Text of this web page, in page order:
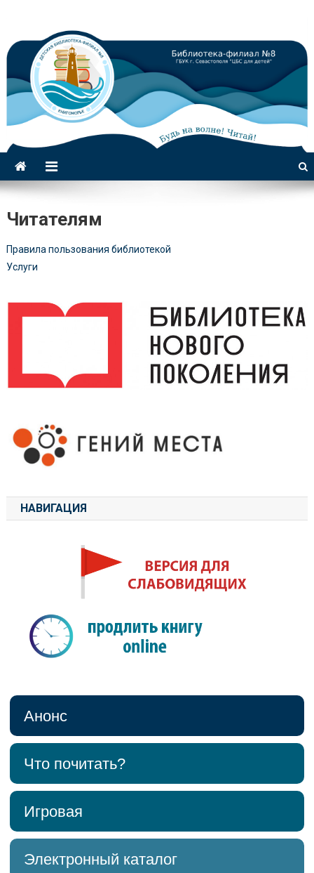
детей
Читателям
Правила пользования библиотекой
Услуги
НАВИГАЦИЯ
Анонс
Что почитать?
Игровая
Электронный каталог